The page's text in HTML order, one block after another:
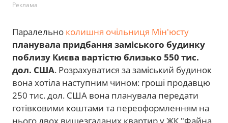
Реклама
Паралельно колишня очільниця Мін'юсту
планувала придбання заміського будинку
поблизу Києва вартістю близько 550 тис.
дол. США. Розрахуватися за заміський будинок
вона хотіла наступним чином: гроші продавцю
250 тис. дол. США вона планувала передати
готівковими коштами та переоформленням на